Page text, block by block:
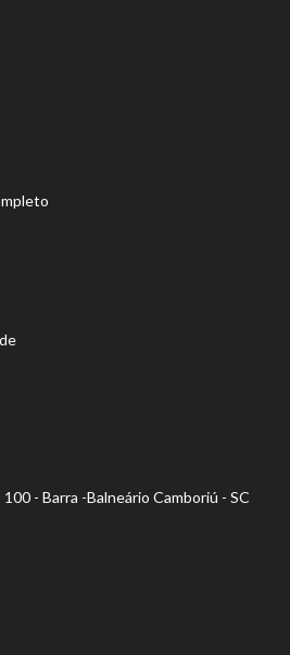
- Barra -Balneário Camboriú - SC